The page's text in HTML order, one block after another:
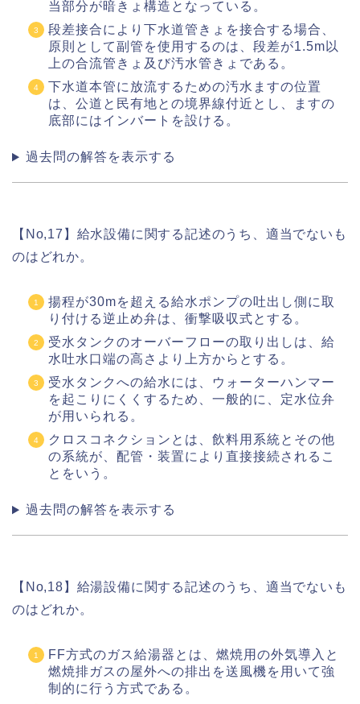
当部分が暗きょ構造となっている。
段差接合により下水道管きょを接合する場合、
原則として副管を使用するのは、段差が1.5m以
上の合流管きょ及び汚水管きょである。
下水道本管に放流するための汚水ますの位置
は、公道と民有地との境界線付近とし、ますの
底部にはインバートを設ける。
過去問の解答を表示する
【No,17】給水設備に関する記述のうち、適当でないも
のはどれか。
揚程が30mを超える給水ポンプの吐出し側に取
り付ける逆止め弁は、衝撃吸収式とする。
受水タンクのオーバーフローの取り出しは、給
水吐水口端の高さより上方からとする。
受水タンクへの給水には、ウォーターハンマー
を起こりにくくするため、一般的に、定水位弁
が用いられる。
クロスコネクションとは、飲料用系統とその他
の系統が、配管・装置により直接接続されるこ
とをいう。
過去問の解答を表示する
【No,18】給湯設備に関する記述のうち、適当でないも
のはどれか。
FF方式のガス給湯器とは、燃焼用の外気導入と
燃焼排ガスの屋外への排出を送風機を用いて強
制的に行う方式である。